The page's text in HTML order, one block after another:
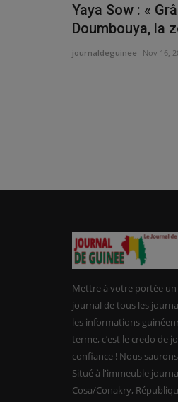
Yaya Sow : «
Doumbouya, la
journaldeguinee Nov 16,
Mettre à votre portée
journal de tous les
les informations
terme, c’est le credo de
confiance ! Nous
Situé à l'immeuble
Cosa/Conakry,